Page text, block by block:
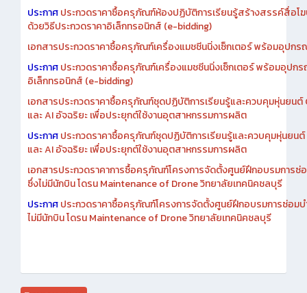
เอกสารประกวดราคาการซื้อครุภัณฑ์ห้องปฏิบัติการเรียนรู้สร้างสรรค์
ประกาศ ประกวดราคาซื้อครุภัณฑ์ห้องปฏิบัติการเรียนรู้สร้างสรรค์สื่อโ
ด้วยวิธีประกวดราคาอิเล็กทรอนิกส์ (e-bidding)
เอกสารประกวดราคาซื้อครุภัณฑ์เครื่องแมชชีนนิ่งเซ็กเตอร์ พร้อมอุปก
ประกาศประกวดราคาซื้อครุภัณฑ์เครื่องแมชชีนนิ่งเซ็กเตอร์ พร้อมอุปก
อิเล็กทรอนิกส์ (e-bidding)
เอกสารประกวดราคาซื้อครุภัณฑ์ชุดปฏิบัติการเรียนรู้และควบคุมหุ่นยน
และ AI อัจฉริยะ เพื่อประยุกต์ใช้งานอุตสาหกรรมการผลิต
ประกาศประกวดราคาซื้อครุภัณฑ์ชุดปฏิบัติการเรียนรู้และควบคุมหุ่นยน
และ AI อัจฉริยะ เพื่อประยุกต์ใช้งานอุตสาหกรรมการผลิต
เอกสารประกวดราคาการซื้อครุภัณฑ์โครงการจัดตั้งศูนย์ฝึกอบรมการซ่
ซึ่งไม่มีนักบิน โดรน Maintenance of Drone วิทยาลัยเทคนิคชลบุรี
ประกาศประกวดราคาซื้อครุภัณฑ์โครงการจัดตั้งศูนย์ฝึกอบรมการซ่อมบ